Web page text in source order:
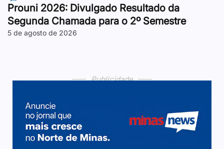
Prouni 2026: Divulgado Resultado da
Segunda Chamada para o 2º Semestre
5 de agosto de 2026
Publicidade